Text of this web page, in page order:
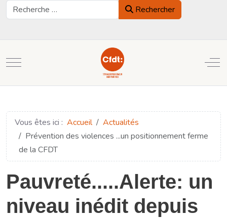
Rechercher
Rechercher
Mobile Menu Toggle
Vous êtes ici : Accueil
Actualités
Prévention des violences ...un positionnement ferme
de la CFDT
Pauvreté.....Alerte: un
niveau inédit depuis